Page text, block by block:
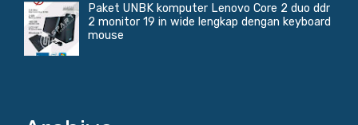
Paket UNBK komputer Lenovo Core 2 duo ddr
2 monitor 19 in wide lengkap dengan keyboard
mouse